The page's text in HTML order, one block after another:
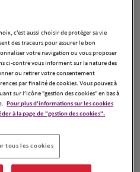
Leaflet | Map ©2026 HERE
Itinéraire
c’est aussi choisir de protéger sa vie
des traceurs pour assurer le bon
votre navigation ou vous proposer
ci-contre vous informent sur la nature des
ou retirer votre consentement
par finalité de cookies. Vous pouvez à
sur l’icône "gestion des cookies" en bas à
Pour plus d'informations sur les cookies
à la page de "gestion des cookies".
tous les cookies